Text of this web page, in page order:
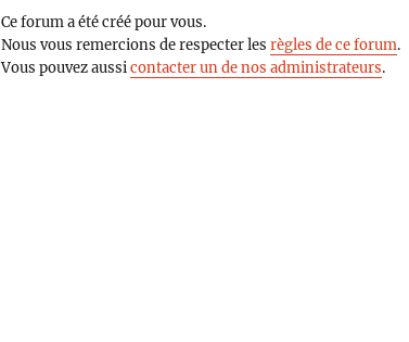
Ce forum a été créé pour vous.
Nous vous remercions de respecter lesrègles de ce forum.
Vous pouvez aussicontacter un de nos administrateurs.